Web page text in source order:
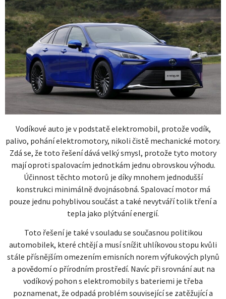
Vodíkové auto je v podstatě elektromobil, protože vodík,
palivo, pohání elektromotory, nikoli čistě mechanické motory.
Zdá se, že toto řešení dává velký smysl, protože tyto motory
mají oproti spalovacím jednotkám jednu obrovskou výhodu.
Účinnost těchto motorů je díky mnohem jednodušší
konstrukci minimálně dvojnásobná. Spalovací motor má
pouze jednu pohyblivou součást a také nevytváří tolik tření a
tepla jako plýtvání energií.
Toto řešení je také v souladu se současnou politikou
automobilek, které chtějí a musí snížit uhlíkovou stopu kvůli
stále přísnějším omezením emisních norem výfukových plynů
a povědomí o přírodním prostředí. Navíc při srovnání aut na
vodíkový pohon s elektromobily s bateriemi je třeba
poznamenat, že odpadá problém související se zatěžující a